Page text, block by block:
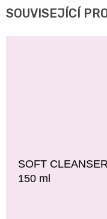
SOUVISEJÍCÍ
SOFT
150 ml